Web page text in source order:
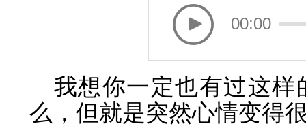
00:00
我想你一定也有过这
么，但就是突然心情变得